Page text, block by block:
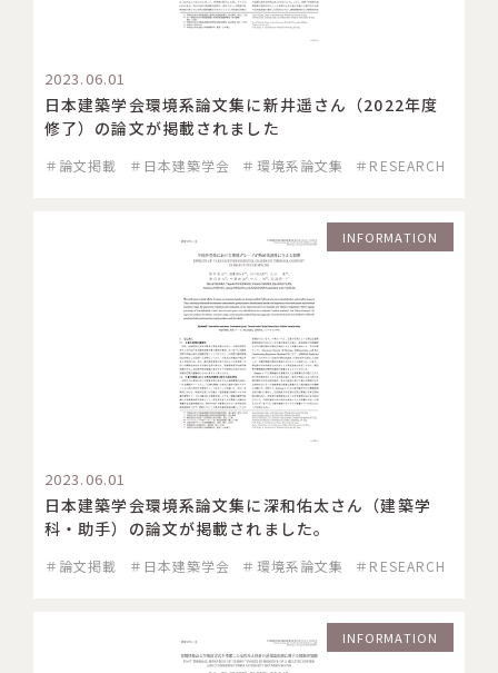
2023.06.01
日本建築学会環境系論文集に新井遥さん（2022年度
修了）の論文が掲載されました
＃論文掲載 ＃日本建築学会 ＃環境系論文集 ＃RESEARCH
INFORMATION
2023.06.01
日本建築学会環境系論文集に深和佑太さん（建築学
科・助手）の論文が掲載されました。
＃論文掲載 ＃日本建築学会 ＃環境系論文集 ＃RESEARCH
INFORMATION